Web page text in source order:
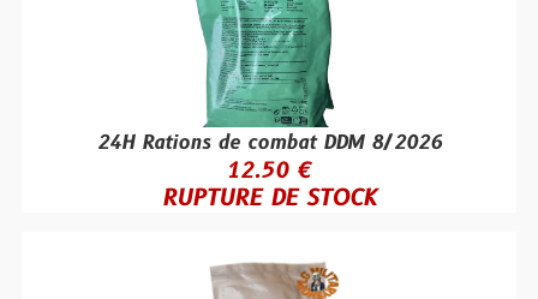
24H Rations de combat DDM 8/2026
12.50 €
RUPTURE DE STOCK